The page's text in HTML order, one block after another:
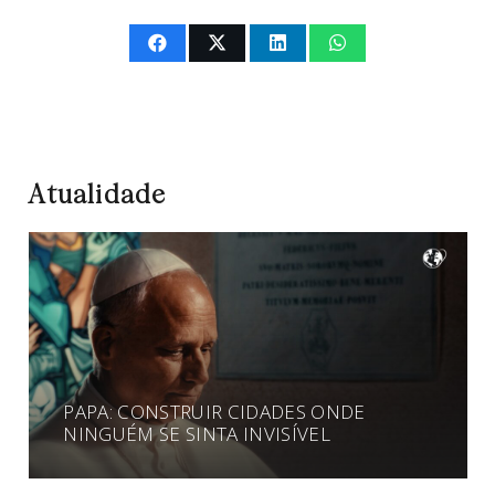
Atualidade
PAPA: CONSTRUIR CIDADES ONDE
NINGUÉM SE SINTA INVISÍVEL